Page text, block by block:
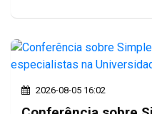
2026-08-05 16:02